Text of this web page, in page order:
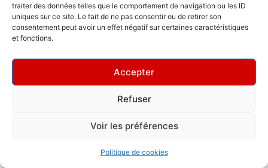
traiter des données telles que le comportement de navigation ou les ID
uniques sur ce site. Le fait de ne pas consentir ou de retirer son
consentement peut avoir un effet négatif sur certaines caractéristiques
et fonctions.
Accepter
Refuser
Voir les préférences
Politique de cookies